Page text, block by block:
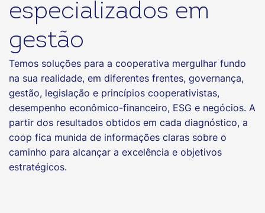
especializados em
gestão
Temos soluções para a cooperativa mergulhar fundo
na sua realidade, em diferentes frentes, governança,
gestão, legislação e princípios cooperativistas,
desempenho econômico-financeiro, ESG e negócios. A
partir dos resultados obtidos em cada diagnóstico, a
coop fica munida de informações claras sobre o
caminho para alcançar a excelência e objetivos
estratégicos.